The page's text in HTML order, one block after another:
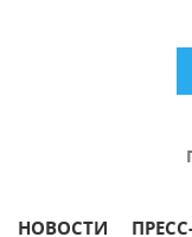
НОВОСТИ